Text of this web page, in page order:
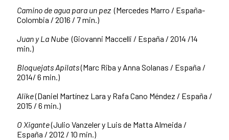
Camino de agua para un pez(Mercedes Marro / España-
Colombia / 2016 / 7 min.)
Juan y La Nube(Giovanni Maccelli / España / 2014 /14
min.)
Bloquejats Apilats(Marc Riba y Anna Solanas / España /
2014/ 6 min.)
Alike(Daniel Martínez Lara y Rafa Cano Méndez / España /
2015 / 6 min.)
O Xigante(Julio Vanzeler y Luis de Matta Almeida /
España / 2012 / 10 min.)